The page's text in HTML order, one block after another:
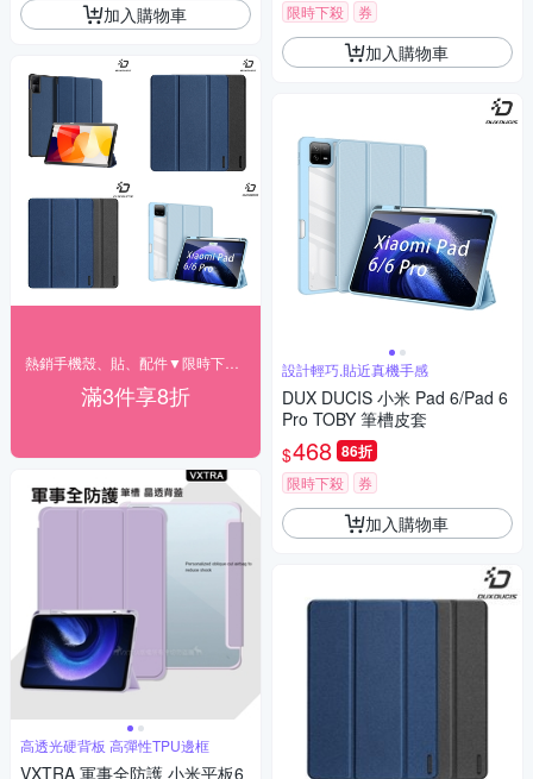
加入購物車
滿3件享8折
高透光硬背板 高彈性TPU邊框
VXTRA 軍事全防護 小米平板6
限時下殺 券
加入購物車
設計輕巧,貼近真機手感
DUX DUCIS 小米 Pad 6/Pad 6
Pro TOBY 筆槽皮套
$468 86折
限時下殺 券
加入購物車